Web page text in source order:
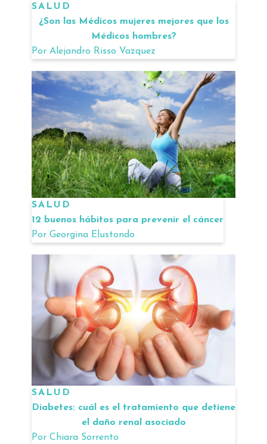
SALUD
¿Son las Médicos mujeres mejores que los
Médicos hombres?
Por Alejandro Risso Vazquez
SALUD
12 buenos hábitos para prevenir el cáncer
Por Georgina Elustondo
SALUD
Diabetes: cuál es el tratamiento que detiene
el daño renal asociado
Por Chiara Sorrento